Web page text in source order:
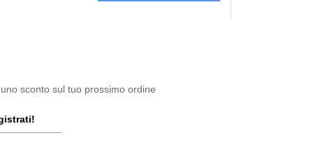
sconto sul tuo prossimo ordine